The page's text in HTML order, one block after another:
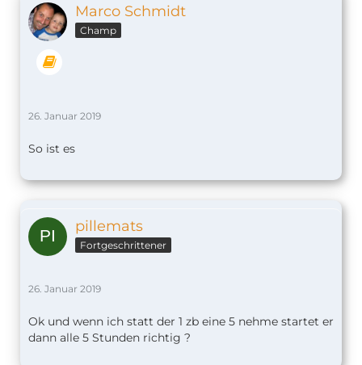
Marco Schmidt
Champ
26. Januar 2019
So ist es
pillemats
Fortgeschrittener
26. Januar 2019
Ok und wenn ich statt der 1 zb eine 5 nehme startet er
dann alle 5 Stunden richtig ?